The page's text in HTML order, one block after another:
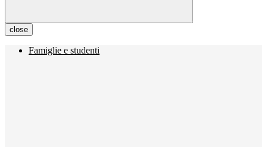
close
Famiglie e studenti